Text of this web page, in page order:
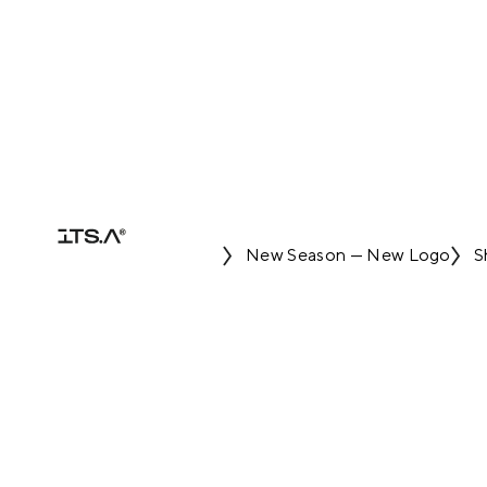
New Season — New Logo